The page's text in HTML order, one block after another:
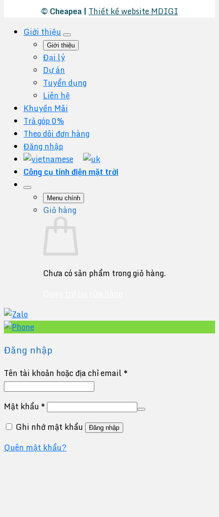
© Cheapea | Thiết kế website MDIGI
Giới thiệu
Giới thiệu
Đại lý
Dự án
Tuyển dụng
Liên hệ
Khuyến Mãi
Trả góp 0%
Theo dõi đơn hàng
Đăng nhập
Công cụ tính điện mặt trời
Menu chính
Giỏ hàng
Chưa có sản phẩm trong giỏ hàng.
Đăng nhập
Tên tài khoản hoặc địa chỉ email *
Mật khẩu *
Ghi nhớ mật khẩu
Đăng nhập
Quên mật khẩu?